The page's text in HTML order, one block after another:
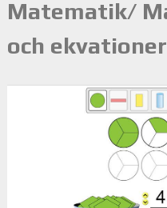
Matematik/
och ekvationer